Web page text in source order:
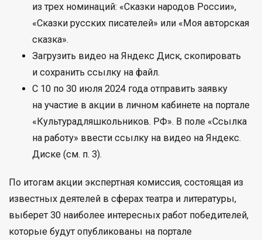
из трех номинаций: «Сказки народов России»,
«Сказки русских писателей» или «Моя авторская
сказка».
Загрузить видео на Яндекс Диск, скопировать
и сохранить ссылку на файл.
С 10 по 30 июля 2024 года отправить заявку
на участие в акции в личном кабинете на портале
«Культурадляшкольников. РФ». В поле «Ссылка
на работу» ввести ссылку на видео на Яндекс.
Диске (см. п. 3).
По итогам акции экспертная комиссия, состоящая из
известных деятелей в сферах театра и литературы,
выберет 30 наиболее интересных работ победителей,
которые будут опубликованы на портале